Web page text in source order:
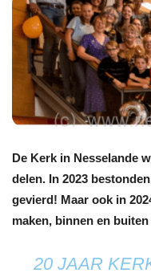
De Kerk in Nesselande
delen. In 2023
gevierd! Maar ook in
maken, binnen en
20 JAAR